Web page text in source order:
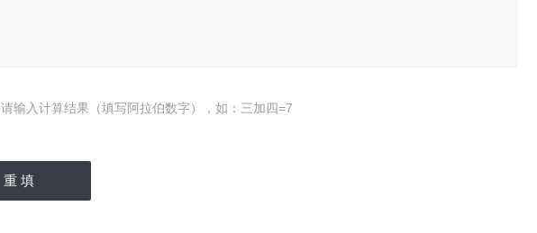
请输入计算结果（填写阿拉伯数字），如：三加四=7